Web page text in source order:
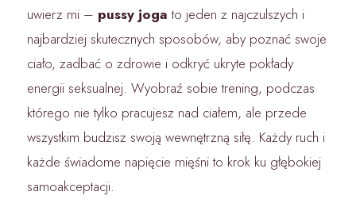
uwierz mi – pussy joga to jeden z najczulszych i
najbardziej skutecznych sposobów, aby poznać swoje
ciało, zadbać o zdrowie i odkryć ukryte pokłady
energii seksualnej. Wyobraź sobie trening, podczas
którego nie tylko pracujesz nad ciałem, ale przede
wszystkim budzisz swoją wewnętrzną siłę. Każdy ruch i
każde świadome napięcie mięśni to krok ku głębokiej
samoakceptacji.